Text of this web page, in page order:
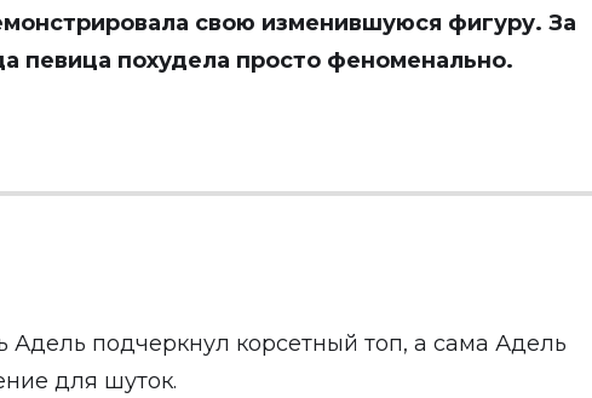
свою изменившуюся фигуру. За
певица похудела просто феноменально.
Адель подчеркнул корсетный топ, а сама Адель
для шуток.